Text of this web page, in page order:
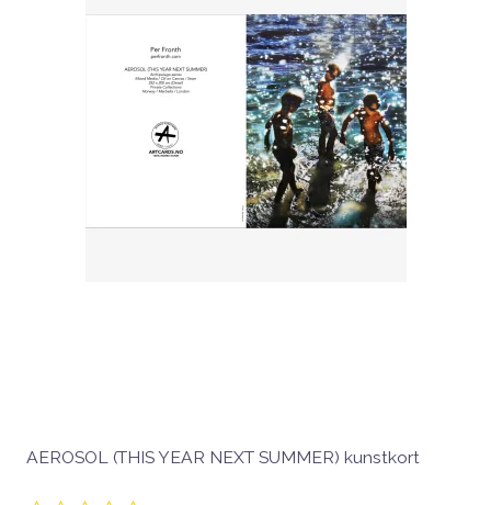
AEROSOL (THIS YEAR NEXT SUMMER) kunstkort